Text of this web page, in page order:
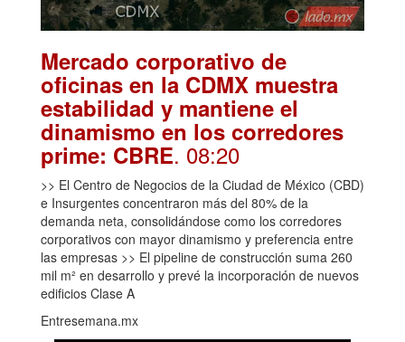
Mercado corporativo de
oficinas en la CDMX muestra
estabilidad y mantiene el
dinamismo en los corredores
prime: CBRE. 08:20
>> El Centro de Negocios de la Ciudad de México (CBD)
e Insurgentes concentraron más del 80% de la
demanda neta, consolidándose como los corredores
corporativos con mayor dinamismo y preferencia entre
las empresas >> El pipeline de construcción suma 260
mil m² en desarrollo y prevé la incorporación de nuevos
edificios Clase A
Entresemana.mx